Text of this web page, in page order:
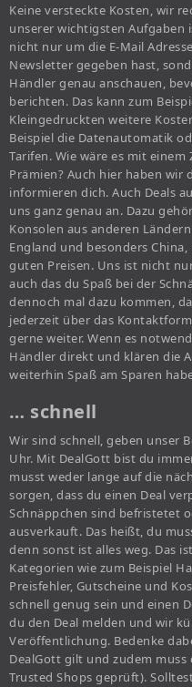
Keine versteckte Kosten, wir
unserer wichtigsten Aufgaben
nicht nur um die E-Mail
Newsletter gegeben hast,
Händler genau anschauen,
berichten. Das kann zum
Kleingedruckten weitere
Beispiel die Datenautomatik
Tarifen. Wie wäre es mit
Prämien? Auch hier haben wir
informieren dich. Auch Deals
uns ganz genau an. Dazu
Konsolen aus anderen
England und besonders
guten Preisen. Uns ist nicht
auch das du Spaß bei der
dennoch mal dazu kommen,
jederzeit über das
gerne weiter. Wenn es
Händler direkt und klären die
weiterhin Spaß am Sparen
… schnell
Wir sind schnell, geben unser
Uhr. Mit DealGott bist du
musst weder lange auf die
sorgen, dass du einen Deal
Schnäppchen sind befristetet
ausverkauft. Das heißt, du
denn sonst ist alles weg. Das
Kategorien wie zum Beispiel
Preisfehler, Gutscheine und
schnell genug sein und einen
du den Deal melden und wir
Veröffentlichung. Bedenke
DealGott gilt und zudem muss
Trusted Shops geprüft).